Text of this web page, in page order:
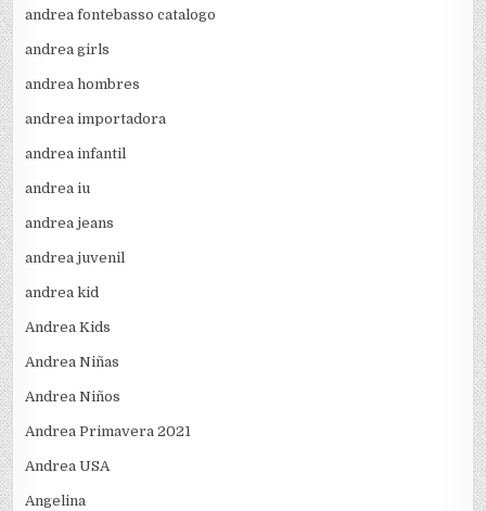
andrea fontebasso catalogo
andrea girls
andrea hombres
andrea importadora
andrea infantil
andrea iu
andrea jeans
andrea juvenil
andrea kid
Andrea Kids
Andrea Niñas
Andrea Niños
Andrea Primavera 2021
Andrea USA
Angelina